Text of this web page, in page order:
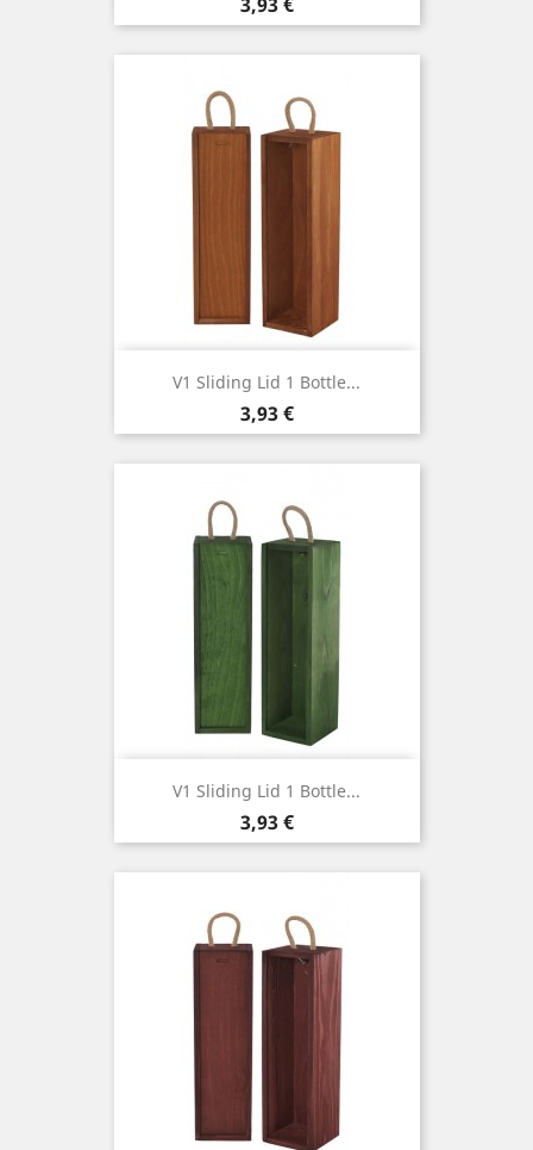
V1 Sliding Lid 1 Bottle...
Cena
3,93 €
V1 Sliding Lid 1 Bottle...
Cena
3,93 €